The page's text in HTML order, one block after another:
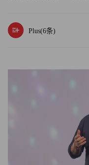
Plus(6条)